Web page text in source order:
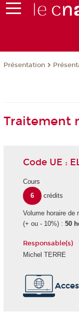
Présentation
Traitement
Code UE :
Cours
6
crédits
Volume horaire de
(+ ou - 10%) : 50
Responsable(s)
Michel TERRE